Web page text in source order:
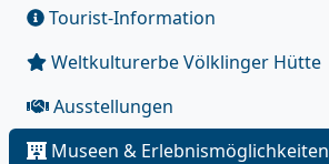
Tourist-Information
Weltkulturerbe Völklinger Hütte
Ausstellungen
Museen & Erlebnismöglichkeiten